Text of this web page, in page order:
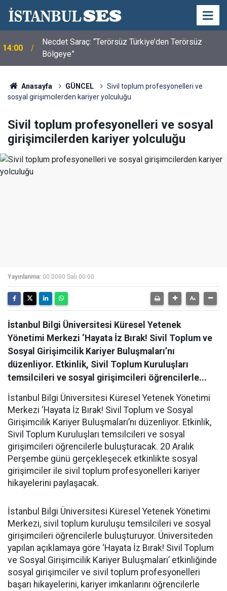
Necdet Saraç: “Terörsüz Türkiye’den Terörsüz
Bölgeye”
11:00
Adana Altın Koza’dan Suna Selen, Macit Koper ve
Aydın Sayman’a Emek Ödülü
Anasayfa GÜNCEL
Sivil toplum profesyonelleri ve
sosyal girişimcilerden kariyer yolculuğu
Sivil toplum profesyonelleri ve sosyal
girişimcilerden kariyer yolculuğu
Yayınlanma: 00 0000 Salı 00:00
İstanbul Bilgi Üniversitesi Küresel Yetenek
Yönetimi Merkezi ‘Hayata İz Bırak! Sivil Toplum ve
Sosyal Girişimcilik Kariyer Buluşmaları’nı
düzenliyor. Etkinlik, Sivil Toplum Kuruluşları
temsilcileri ve sosyal girişimcileri öğrencilerle...
İstanbul Bilgi Üniversitesi Küresel Yetenek Yönetimi
Merkezi ‘Hayata İz Bırak! Sivil Toplum ve Sosyal
Girişimcilik Kariyer Buluşmaları’nı düzenliyor. Etkinlik,
Sivil Toplum Kuruluşları temsilcileri ve sosyal
girişimcileri öğrencilerle buluşturacak. 20 Aralık
Perşembe günü gerçekleşecek etkinlikte sosyal
girişimciler ile sivil toplum profesyonelleri kariyer
hikayelerini paylaşacak.
İstanbul Bilgi Üniversitesi Küresel Yetenek Yönetimi
Merkezi, sivil toplum kuruluşu temsilcileri ve sosyal
girişimcileri öğrencilerle buluşturuyor. Üniversiteden
yapılan açıklamaya göre ‘Hayata İz Bırak! Sivil Toplum
ve Sosyal Girişimcilik Kariyer Buluşmaları’ etkinliğinde
sosyal girişimciler ve sivil toplum profesyonelleri
başarı hikayelerini, kariyer imkanlarını öğrencilerle